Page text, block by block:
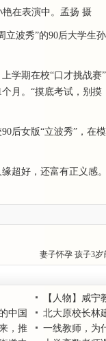
艳在表演中。孟扬 摄
立波秀”的90后大学生
学期在校“口才挑战
月。“摸底考试，别
后女版“立波秀”，在
超好，还富有正义感
妻子怀孕 孩子3
【人物】咸
需要我！
中国
北大原校长林
方，才能搞活教
，推
一线教师，为